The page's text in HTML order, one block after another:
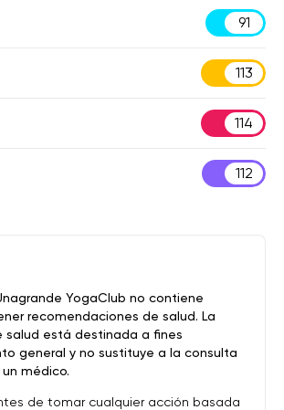
91
113
114
112
YogaClub no contiene
recomendaciones de salud. La
salud está destinada a fines
general y no sustituye a la consulta
médico.
de tomar cualquier acción basada